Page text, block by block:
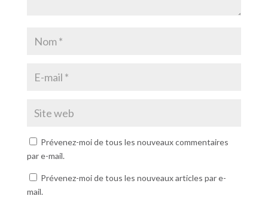
Prévenez-moi de tous les nouveaux commentaires
par e-mail.
Prévenez-moi de tous les nouveaux articles par e-
mail.